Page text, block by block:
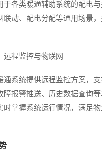
各类暖通辅助系统的配电与
联动、配电分配等通用场景
程监控与物联网
系统提供远程监控方案，支
障报警推送、历史数据查询
时掌握系统运行情况，满足